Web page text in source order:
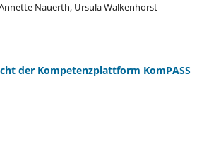
Nauerth, Ursula Walkenhorst
der Kompetenzplattform KomPASS